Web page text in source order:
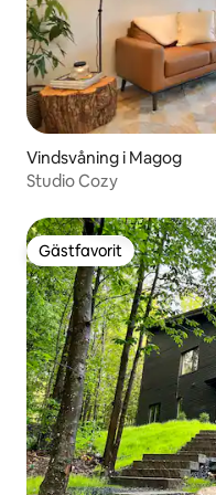
Vindsvåning i Magog
Studio Cozy
Gästfavorit
Gästfavorit